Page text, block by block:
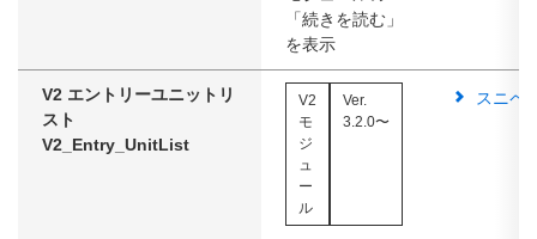
「続きを読む」
を表示
V2 エントリーユニットリ
スト
V2_Entry_UnitList
V2
モ
ジ
ュ
ー
ル
Ver.
3.2.0〜
スニペ